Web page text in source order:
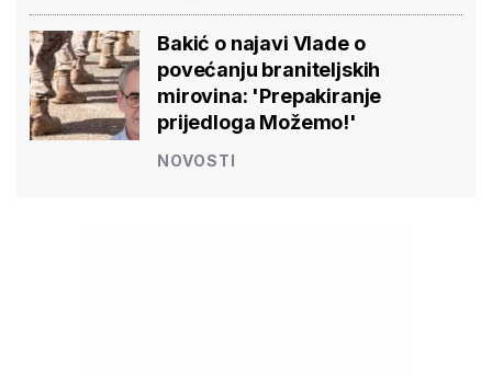
Bakić o najavi Vlade o
povećanju braniteljskih
mirovina: 'Prepakiranje
prijedloga Možemo!'
NOVOSTI